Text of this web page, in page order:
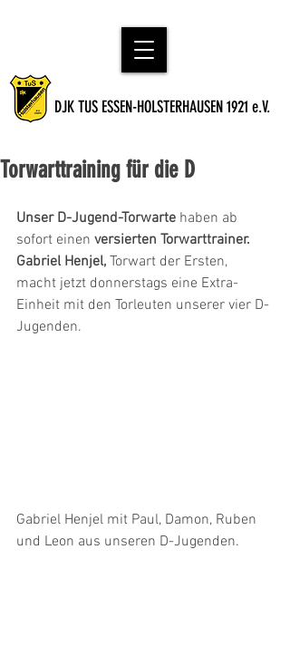
DJK TUS ESSEN-HOLSTERHAUSEN 1921 e.V.
Torwarttraining für die D
Unser D-Jugend-Torwarte haben ab
sofort einen versierten Torwarttrainer.
Gabriel Henjel, Torwart der Ersten,
macht jetzt donnerstags eine Extra-
Einheit mit den Torleuten unserer vier D-
Jugenden.
Gabriel Henjel mit Paul, Damon, Ruben
und Leon aus unseren D-Jugenden.